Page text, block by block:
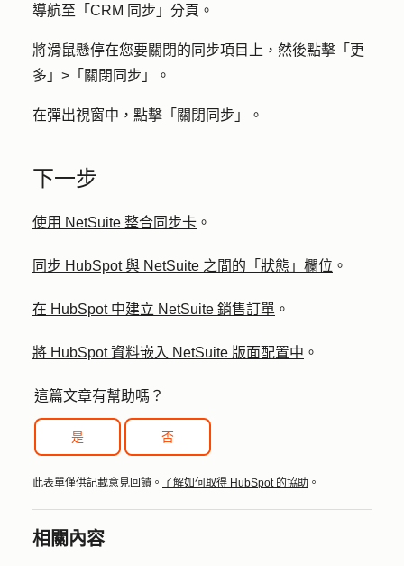
導航至「 CRM 同步 」分頁。
將滑鼠懸停在您要關閉的同步項目上，然後點擊「 更
多」>「關閉同步」
。
在彈出視窗中，點擊「 關閉同步 」。
下一步
使用 NetSuite 整合同步卡 。
同步 HubSpot 與 NetSuite 之間的「狀態」欄位 。
在 HubSpot 中建立 NetSuite 銷售訂單 。
將 HubSpot 資料嵌入 NetSuite 版面配置中 。
這篇文章有幫助嗎？
是 否
此表單僅供記載意見回饋。 了解如何取得 HubSpot 的協助 。
相關內容